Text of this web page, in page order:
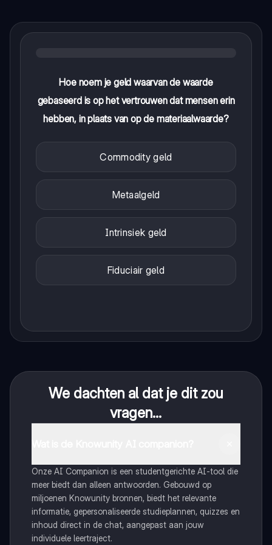
Hoe noem je geld waarvan de waarde
gebaseerd is op het vertrouwen dat mensen erin
hebben, in plaats van op de materiaalwaarde?
Commodity geld
Metaalgeld
Intrinsiek geld
Fiduciair geld
We dachten al dat je dit zou
vragen...
Onze AI Companion is een studentgerichte AI-tool die
meer biedt dan alleen antwoorden. Gebouwd op
miljoenen Knowunity bronnen, biedt het relevante
informatie, gepersonaliseerde studieplannen, quizzes en
inhoud direct in de chat, aangepast aan jouw
individuele leertraject.